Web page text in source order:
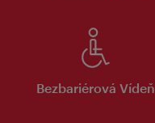
Bezbariérová Vídeň